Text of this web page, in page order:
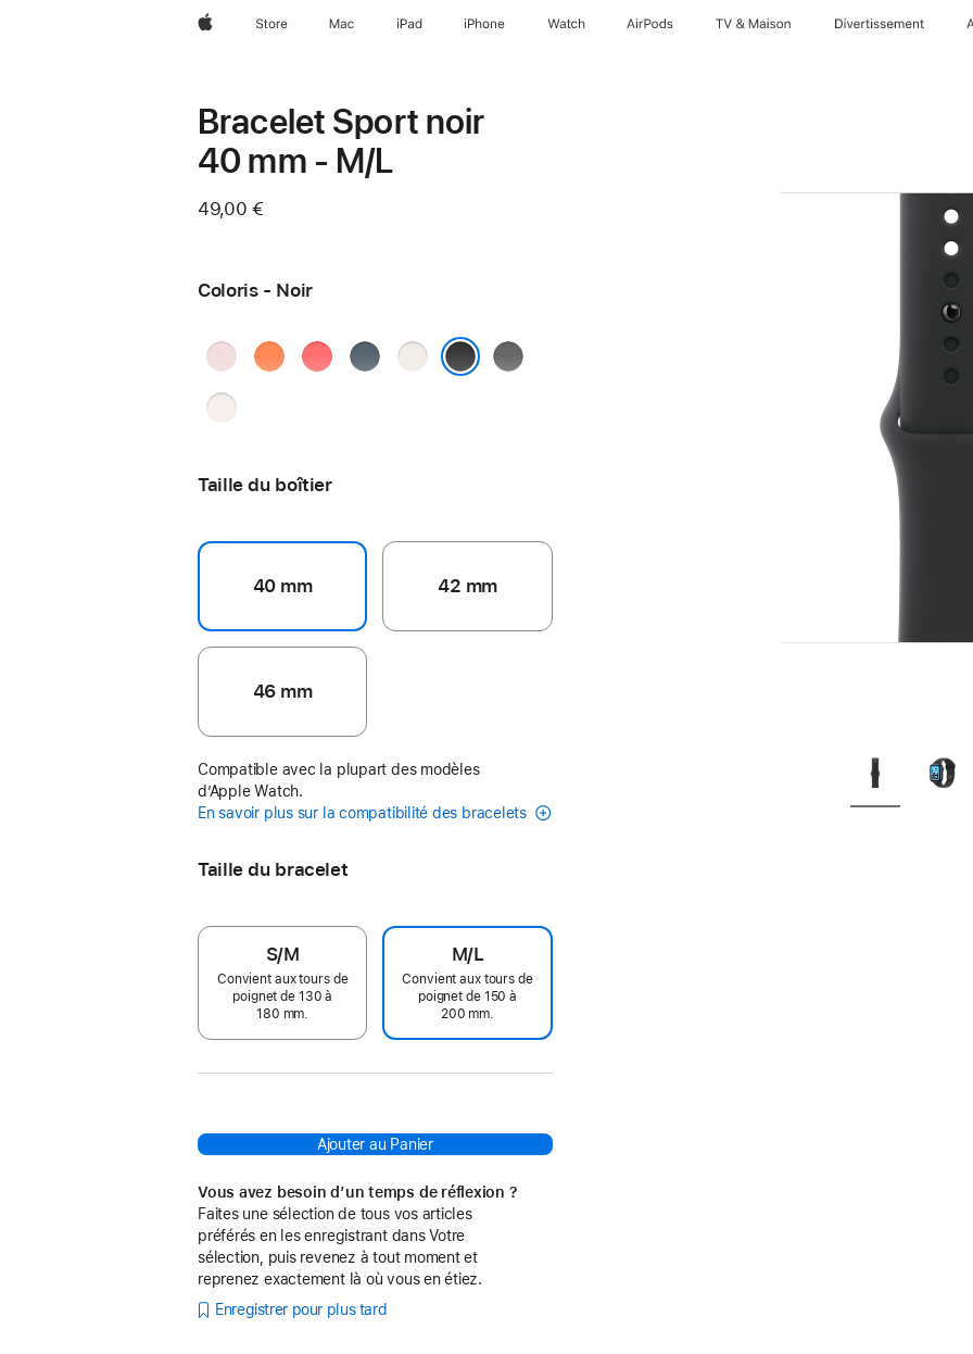
AppleStore Mac iPad iPhone Watch AirPods TV & Maison Divertissements
Bracelet Sport noir
40 mm - M/L
49,00 €
Coloris - Noir
Rose
Clémentine
Rose
Bleu
Lumière stellaire
Gris
Rose
Taille du boîtier
40 mm 42 mm
46 mm
Compatible avec la plupart des modèles
d’Apple Watch.
En savoir plus sur la compatibilité des bracelets
Taille du bracelet
S/M
Convient aux tours de
poignet de 130 à
180 mm.
M/L
Convient aux tours de
poignet de 150 à
200 mm.
Ajouter au Panier
Vous avez besoin d’un temps de réflexion ?
Faites une sélection de tous vos articles
préférés en les enregistrant dans Votre
sélection, puis revenez à tout moment et
reprenez exactement là où vous en étiez.
Enregistrer pour plus tard